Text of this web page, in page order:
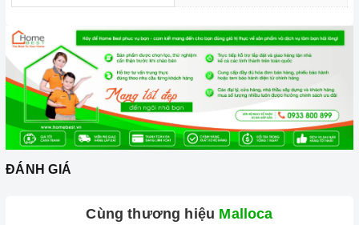
ĐÁNH GIÁ
Cùng thương hiệu Malloca